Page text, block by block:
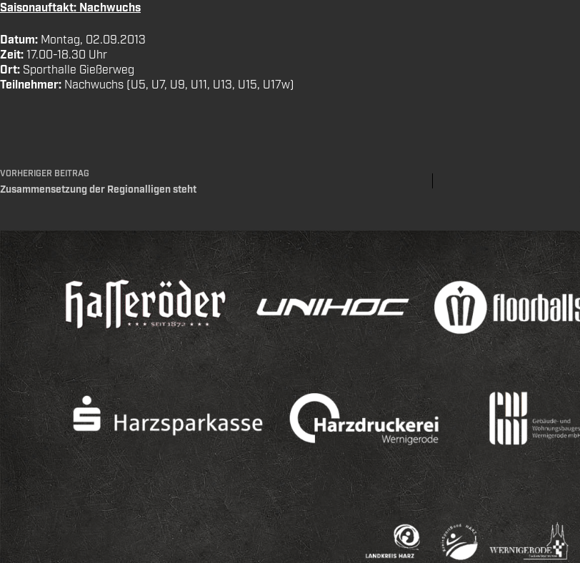
Saisonauftakt: Nachwuchs
Datum: Montag, 02.09.2013
Zeit: 17.00-18.30 Uhr
Ort: Sporthalle Gießerweg
Teilnehmer: Nachwuchs (U5, U7, U9, U11, U13, U15, U17w)
VORHERIGER BEITRAG
Zusammensetzung der Regionalligen steht